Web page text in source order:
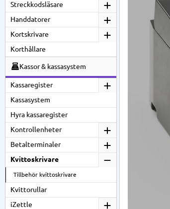
Streckkodsläsare
Handdatorer
Kortskrivare
Korthållare
Kassor & kassasystem
Kassaregister
Kassasystem
Hyra kassaregister
Kontrollenheter
Betalterminaler
Kvittoskrivare
Tillbehör kvittoskrivare
Kvittorullar
iZettle